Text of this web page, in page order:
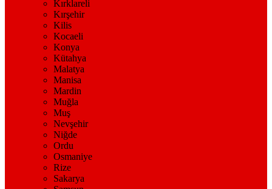
Kırklareli
Kırşehir
Kilis
Kocaeli
Konya
Kütahya
Malatya
Manisa
Mardin
Muğla
Muş
Nevşehir
Niğde
Ordu
Osmaniye
Rize
Sakarya